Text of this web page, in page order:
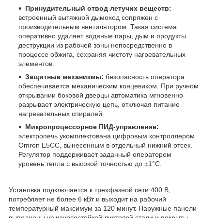
Принудительный отвод летучих веществ:
встроенный вытяжной дымоход сопряжен с
производительным вентилятором. Такая система
оперативно удаляет водяные пары, дым и продукты
деструкции из рабочей зоны непосредственно в
процессе обжига, сохраняя чистоту нагревательных
элементов.
Защитные механизмы: безопасность оператора
обеспечивается механическим концевиком. При ручном
открывании боковой дверцы автоматика мгновенно
разрывает электрическую цепь, отключая питание
нагревательных спиралей.
Микропроцессорное ПИД-управление:
электропечь укомплектована цифровым контроллером
Omron E5CC, вынесенным в отдельный нижний отсек.
Регулятор поддерживает заданный оператором
уровень тепла с высокой точностью до ±1°C.
Установка подключается к трехфазной сети 400 В,
потребляет не более 6 кВт и выходит на рабочий
температурный максимум за 120 минут. Наружные панели